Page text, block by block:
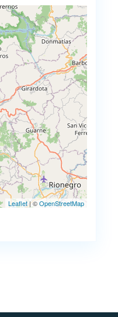
Leaflet| ©OpenStreetMap